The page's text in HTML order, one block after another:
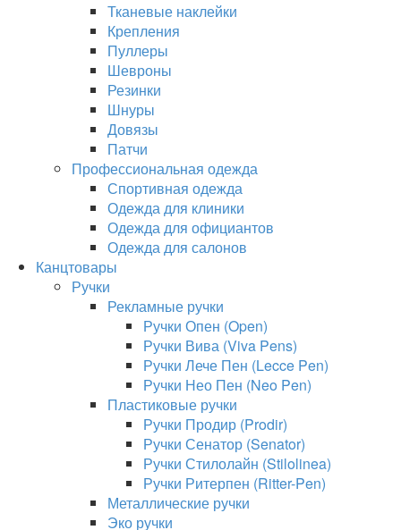
Тканевые наклейки
Крепления
Пуллеры
Шевроны
Резинки
Шнуры
Довязы
Патчи
Профессиональная одежда
Спортивная одежда
Одежда для клиники
Одежда для официантов
Одежда для салонов
Канцтовары
Ручки
Рекламные ручки
Ручки Опен (Open)
Ручки Вива (Viva Pens)
Ручки Лече Пен (Lecce Pen)
Ручки Нео Пен (Neo Pen)
Пластиковые ручки
Ручки Продир (Prodir)
Ручки Сенатор (Senator)
Ручки Стилолайн (Stilolinea)
Ручки Ритерпен (Ritter-Pen)
Металлические ручки
Эко ручки